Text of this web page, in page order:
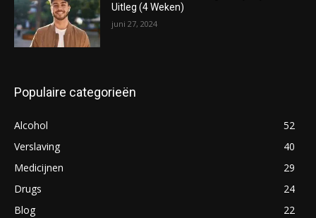
Uitleg (4 Weken)
juni 27, 2024
Populaire categorieën
Alcohol
52
Verslaving
40
Medicijnen
29
Drugs
24
Blog
22